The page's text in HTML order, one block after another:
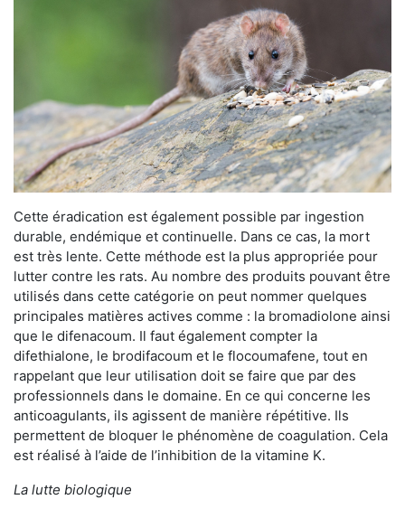
Cette éradication est également possible par ingestion
durable, endémique et continuelle. Dans ce cas, la mort
est très lente. Cette méthode est la plus appropriée pour
lutter contre les rats. Au nombre des produits pouvant être
utilisés dans cette catégorie on peut nommer quelques
principales matières actives comme : la bromadiolone ainsi
que le difenacoum. Il faut également compter la
difethialone, le brodifacoum et le flocoumafene, tout en
rappelant que leur utilisation doit se faire que par des
professionnels dans le domaine. En ce qui concerne les
anticoagulants, ils agissent de manière répétitive. Ils
permettent de bloquer le phénomène de coagulation. Cela
est réalisé à l’aide de l’inhibition de la vitamine K.
La lutte biologique